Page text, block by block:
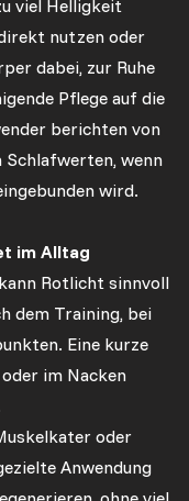
viel Helligkeit
nutzen oder
dabei, zur Ruhe
Pflege auf die
berichten von
Schlafwerten, wenn
wird.
im Alltag
Rotlicht sinnvoll
dem Training, bei
Eine kurze
im Nacken
oder
Anwendung